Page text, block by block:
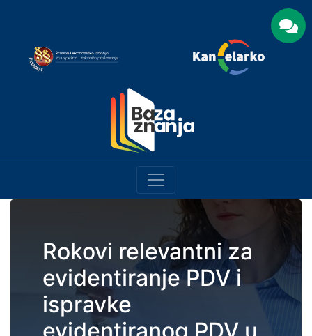
Rokovi relevantni za
evidentiranje PDV i
ispravke
evidentiranog PDV u